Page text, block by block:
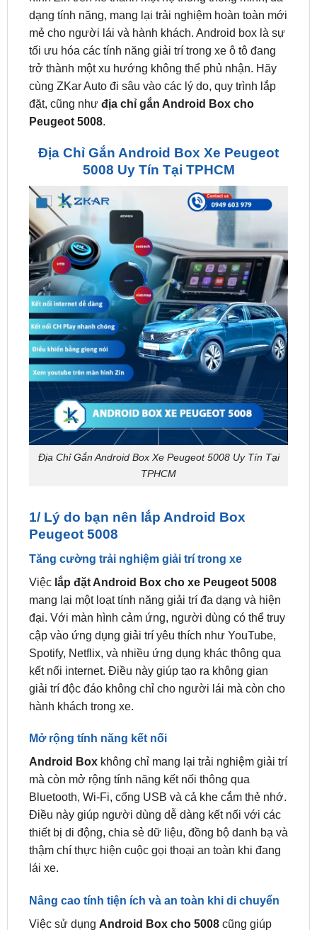
tối ưu hóa các tính năng giải trí trong xe ô tô đang
trở thành một xu hướng không thể phủ nhận. Hãy
cùng ZKar Auto đi sâu vào các lý do, quy trình lắp
đặt, cũng nhưđịa chỉ gắn Android Box cho
Peugeot 5008.
Địa Chỉ Gắn Android Box Xe Peugeot
Địa Chỉ Gắn Android Box Xe Peugeot 5008 Uy Tín Tại
1/ Lý do bạn nên lắp Android Box
Tăng cường trải nghiệm giải trí trong xe
lắp đặt Android Box cho xe Peugeot 5008
mang lại một loạt tính năng giải trí đa dạng và hiện
đại. Với màn hình cảm ứng, người dùng có thể truy
cập vào ứng dụng giải trí yêu thích như YouTube,
Spotify, Netflix, và nhiều ứng dụng khác thông qua
kết nối internet. Điều này giúp tạo ra không gian
giải trí độc đáo không chỉ cho người lái mà còn cho
hành khách trong xe.
Mở rộng tính năng kết nối
mà còn mở rộng tính năng kết nối thông qua
Bluetooth, Wi-Fi, cổng USB và cả khe cắm thẻ nhớ.
Điều này giúp người dùng dễ dàng kết nối với các
thiết bị di động, chia sẻ dữ liệu, đồng bộ danh bạ và
thậm chí thực hiện cuộc gọi thoại an toàn khi đang
lái xe.
Nâng cao tính tiện ích và an toàn khi di chuyển
nâng cao tính tiện ích và an toàn khi di chuyển.
Người dùng có thể sử dụng các ứng dụng hỗ trợ